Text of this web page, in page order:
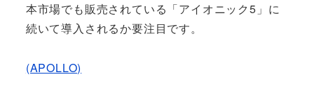
本市場でも販売されている「アイオニック5」に
続いて導入されるか要注目です。
(APOLLO)